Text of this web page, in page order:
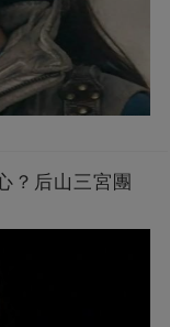
？后山三宮團